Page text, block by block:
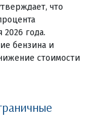
что
года.
бензина и
стоимости